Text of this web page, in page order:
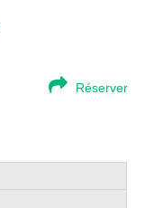
Réserver